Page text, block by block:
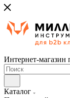
Интернет-магазин
Каталог